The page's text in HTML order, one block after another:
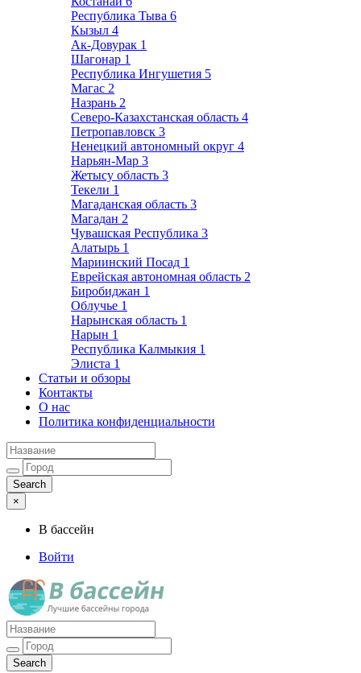
Республика Тыва 6
Кызыл 4
Ак-Довурак 1
Шагонар 1
Республика Ингушетия 5
Магас 2
Назрань 2
Северо-Казахстанская область 4
Петропавловск 3
Ненецкий автономный округ 4
Нарьян-Мар 3
Жетысу область 3
Текели 1
Магаданская область 3
Магадан 2
Чувашская Республика 3
Алатырь 1
Мариинский Посад 1
Еврейская автономная область 2
Биробиджан 1
Облучье 1
Нарынская область 1
Нарын 1
Республика Калмыкия 1
Элиста 1
Статьи и обзоры
Контакты
О нас
Политика конфиденциальности
×
В бассейн
Войти
Лучшие бассейны города